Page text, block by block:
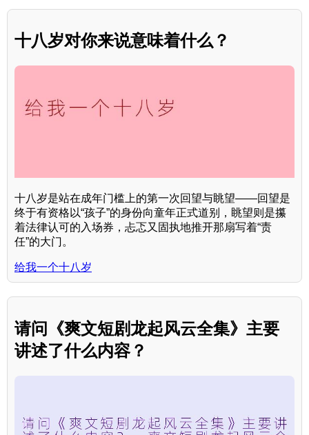
十八岁对你来说意味着什么？
十八岁是站在成年门槛上的第一次回望与眺望——回望是
终于有资格以“孩子”的身份向童年正式道别，眺望则是攥
着法律认可的入场券，忐忑又固执地推开那扇写着“责
任”的大门。
给我一个十八岁
请问《爽文短剧龙起风云全集》主要
讲述了什么内容？